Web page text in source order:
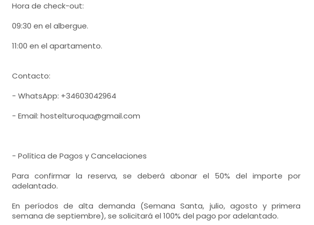
Hora de check-out:
09:30 en el albergue.
11:00 en el apartamento.
Contacto:
- WhatsApp: +34603042964
- Email: hostelturoqua@gmail.com
- Política de Pagos y Cancelaciones
Para confirmar la reserva, se deberá abonar el 50% del importe por
adelantado.
En períodos de alta demanda (Semana Santa, julio, agosto y primera
semana de septiembre), se solicitará el 100% del pago por adelantado.